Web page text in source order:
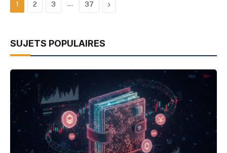
1 2 3 … 37 Next
SUJETS POPULAIRES